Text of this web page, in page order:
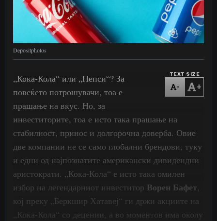
Depositphotos
TEXT SIZE
- +
„Кока-Кола“ или „Пепси“? За
повеќето потрошувачи, тоа е
прашање на вкус. Но, за
инвеститорите, тоа е исто така прашање на
стабилност, принос и долгорочна доверба. Овие
две компании не се само глобални брендови, туку
и едни од најпознатите американски дивидендни
аристократи. „Кока-Кола“ е исто така омилен
избор на легендарниот инвеститор Ворен Бафет
кој преку „Беркшир Хатавеј“ ги држи акциите на
„Кока-Кола“ со децении, а во моментов има околу